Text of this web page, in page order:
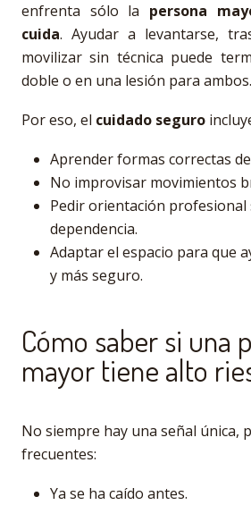
enfrenta sólo la persona
cuida. Ayudar a levantarse,
movilizar sin técnica puede
doble o en una lesión para ambos.
Por eso, el cuidado seguro
Aprender formas correctas
No improvisar movimientos
Pedir orientación profesional
dependencia.
Adaptar el espacio para que
y más seguro.
Cómo saber si una
mayor tiene alto
No siempre hay una señal única,
frecuentes:
Ya se ha caído antes.